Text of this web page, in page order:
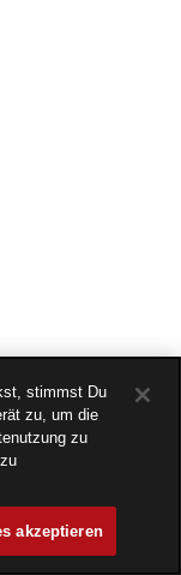
stimmst Du
zu, um die
zu
akzeptieren